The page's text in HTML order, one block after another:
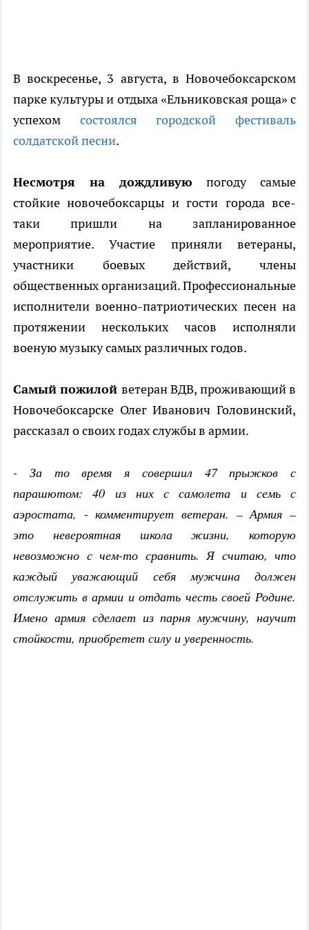
В воскресенье, 3 августа, в Новочебоксарском
парке культуры и отдыха «Ельниковская роща» с
успехом состоялся городской фестиваль
солдатской песни.
Несмотря на дождливую погоду самые
стойкие новочебоксарцы и гости города все-
таки пришли на запланированное
мероприятие. Участие приняли ветераны,
участники боевых действий, члены
общественных организаций. Профессиональные
исполнители военно-патриотических песен на
протяжении нескольких часов исполняли
военую музыку самых различных годов.
Самый пожилой ветеран ВДВ, проживающий в
Новочебоксарске Олег Иванович Головинский,
рассказал о своих годах службы в армии.
- За то время я совершил 47 прыжков с
парашютом: 40 из них с самолета и семь с
аэростата, - комментирует ветеран. – Армия –
это невероятная школа жизни, которую
невозможно с чем-то сравнить. Я считаю, что
каждый уважающий себя мужчина должен
отслужить в армии и отдать честь своей Родине.
Имено армия сделает из парня мужчину, научит
стойкости, приобретет силу и уверенность.